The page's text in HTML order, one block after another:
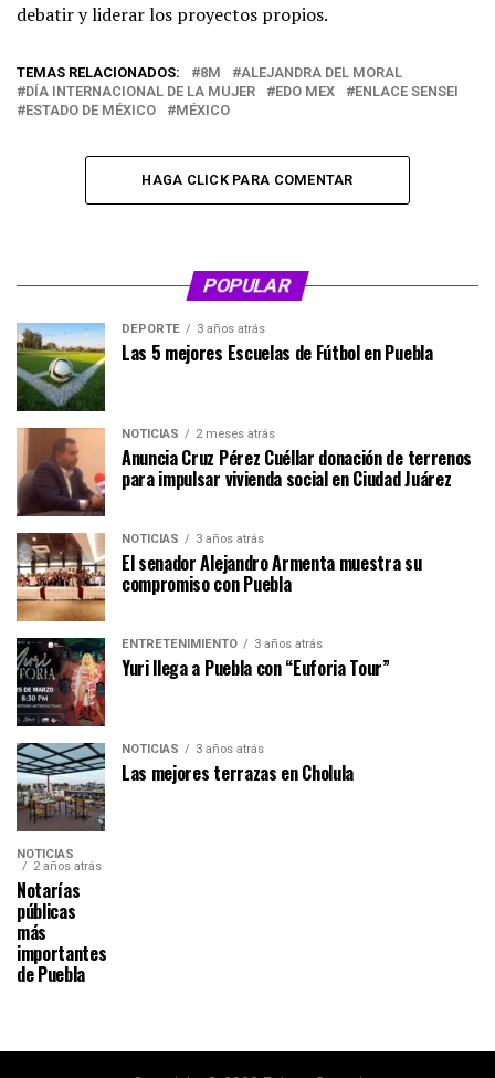
debatir y liderar los proyectos propios.
TEMAS RELACIONADOS: 8M
ALEJANDRA DEL MORAL
DÍA INTERNACIONAL DE LA MUJER
EDO MEX
ENLACE SENSEI
ESTADO DE MÉXICO
MÉXICO
HAGA CLICK PARA COMENTAR
POPULAR
DEPORTE 3 años atrás
Las 5 mejores Escuelas de Fútbol en Puebla
NOTICIAS 2 meses atrás
Anuncia Cruz Pérez Cuéllar donación de terrenos
para impulsar vivienda social en Ciudad Juárez
NOTICIAS 3 años atrás
El senador Alejandro Armenta muestra su
compromiso con Puebla
ENTRETENIMIENTO 3 años atrás
Yuri llega a Puebla con “Euforia Tour”
NOTICIAS 3 años atrás
Las mejores terrazas en Cholula
NOTICIAS
2 años atrás
Notarías
públicas
más
importantes
de Puebla